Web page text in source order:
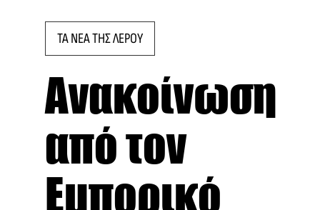
ΤΑ ΝΕΑ ΤΗΣ ΛΕΡΟΥ
Ανακοίνωση
από τον
Εμπορικό